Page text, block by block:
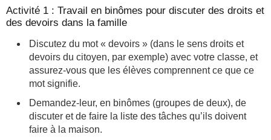
Activité 1 : Travail en binômes pour discuter des droits et
des devoirs dans la famille
Discutez du mot « devoirs » (dans le sens droits et
devoirs du citoyen, par exemple) avec votre classe, et
assurez-vous que les élèves comprennent ce que ce
mot signifie.
Demandez-leur, en binômes (groupes de deux), de
discuter et de faire la liste des tâches qu’ils doivent
faire à la maison.